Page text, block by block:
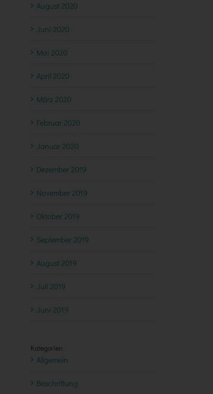
August 2020
Juni 2020
Mai 2020
April 2020
März 2020
Februar 2020
Januar 2020
Dezember 2019
November 2019
Oktober 2019
September 2019
August 2019
Juli 2019
Juni 2019
Kategorien
Allgemein
Beschriftung